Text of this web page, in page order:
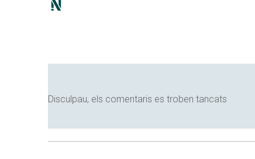
Disculpau, els comentaris es troben tancats